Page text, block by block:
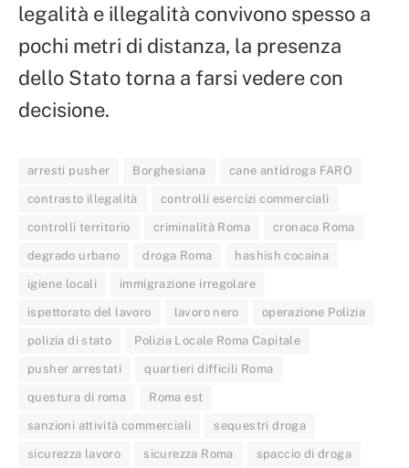
legalità e illegalità convivono spesso a
pochi metri di distanza, la presenza
dello Stato torna a farsi vedere con
decisione.
arresti pusher Borghesiana cane antidroga FARO
contrasto illegalità controlli esercizi commerciali
controlli territorio criminalità Roma cronaca Roma
degrado urbano droga Roma hashish cocaina
igiene locali immigrazione irregolare
ispettorato del lavoro lavoro nero operazione Polizia
polizia di stato Polizia Locale Roma Capitale
pusher arrestati quartieri difficili Roma
questura di roma Roma est
sanzioni attività commerciali sequestri droga
sicurezza lavoro sicurezza Roma spaccio di droga